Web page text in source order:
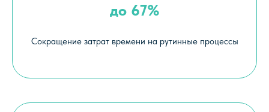
до 67%
Сокращение затрат времени на рутинные процессы